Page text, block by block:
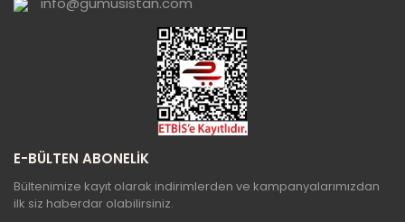
Gönder
E-BÜLTEN ABONELİK
Bültenimize kayıt olarak indirimlerden ve kampanyalarımızdan
ilk siz haberdar olabilirsiniz.